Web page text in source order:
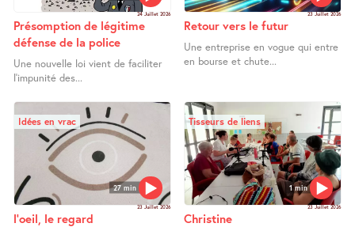
24 Juillet 2026
Présomption de légitime
défense de la police
Une nouvelle loi vient de faciliter
l’impunité des...
23 Juillet 2026
Retour vers le futur
Une entreprise en vogue qui entre
en bourse et chute...
27 min
Idées en vrac
23 Juillet 2026
l’oeil, le regard
1 min
Tisseurs de liens
23 Juillet 2026
Christine